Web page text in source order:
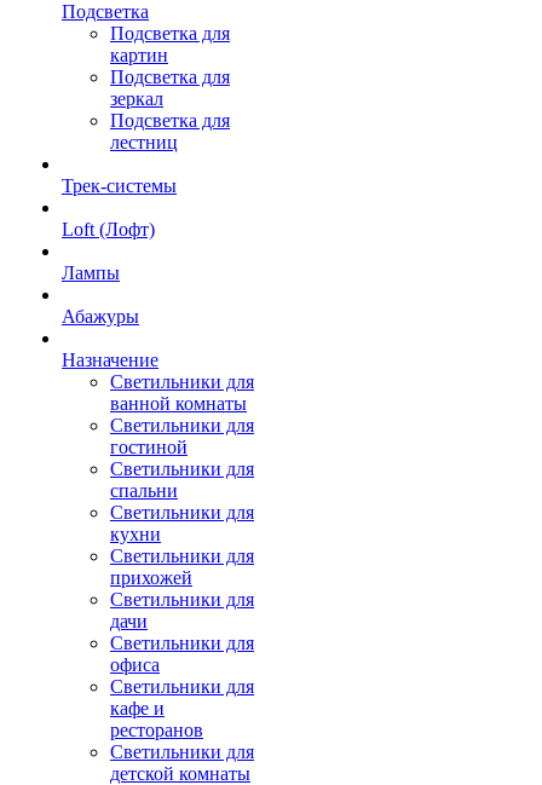
Подсветка
Подсветка для
картин
Подсветка для
зеркал
Подсветка для
лестниц
Трек-системы
Loft (Лофт)
Лампы
Абажуры
Назначение
Светильники для
ванной комнаты
Светильники для
гостиной
Светильники для
спальни
Светильники для
кухни
Светильники для
прихожей
Светильники для
дачи
Светильники для
офиса
Светильники для
кафе и
ресторанов
Светильники для
детской комнаты